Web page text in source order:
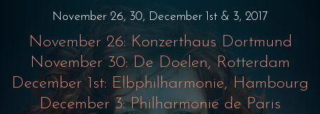
November 26, 30, December 1st & 3, 2017
November 26: Konzerthaus Dortmund
November 30: De Doelen, Rotterdam
December 1st: Elbphilharmonie, Hambourg
December 3: Philharmonie de Paris